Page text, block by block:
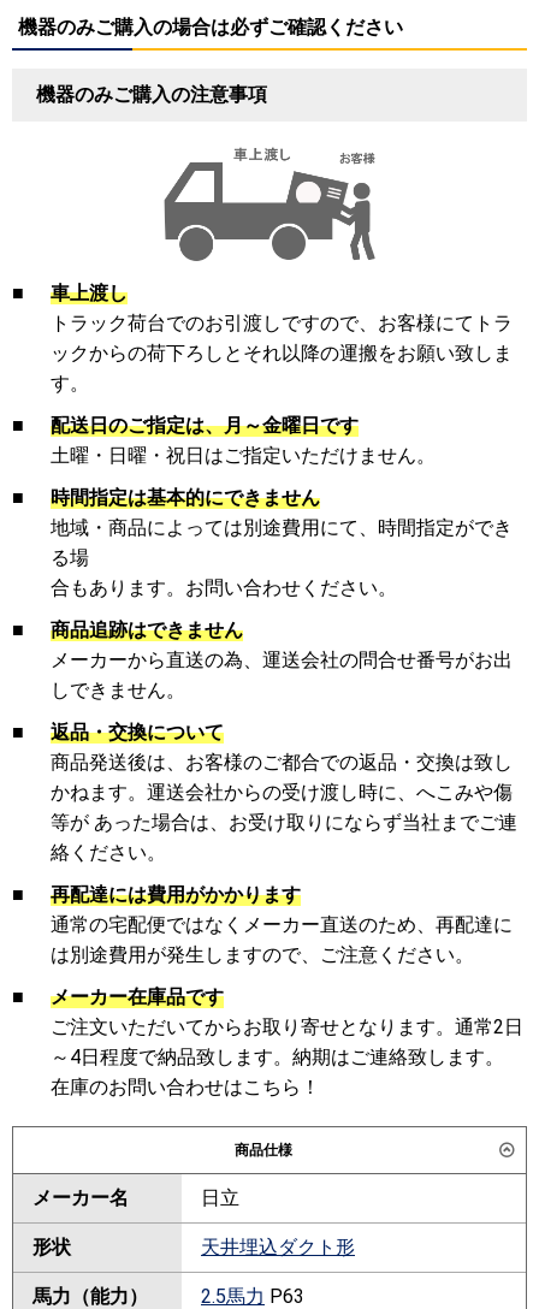
機器のみご購入の場合は必ずご確認ください
機器のみご購入の注意事項
■
車上渡し
トラック荷台でのお引渡しですので、お客様にてトラ
ックからの荷下ろしとそれ以降の運搬をお願い致しま
す。
■
配送日のご指定は、月～金曜日です
土曜・日曜・祝日はご指定いただけません。
■
時間指定は基本的にできません
地域・商品によっては別途費用にて、時間指定ができ
る場
合もあります。お問い合わせください。
■
商品追跡はできません
メーカーから直送の為、運送会社の問合せ番号がお出
しできません。
■
返品・交換について
商品発送後は、お客様のご都合での返品・交換は致し
かねます。運送会社からの受け渡し時に、へこみや傷
等が あった場合は、お受け取りにならず当社までご連
絡ください。
■
再配達には費用がかかります
通常の宅配便ではなくメーカー直送のため、再配達に
は別途費用が発生しますので、ご注意ください。
■
メーカー在庫品です
ご注文いただいてからお取り寄せとなります。通常2日
～4日程度で納品致します。納期はご連絡致します。
在庫のお問い合わせはこちら！
商品仕様
メーカー名 日立
形状 天井埋込ダクト形
馬力（能力） 2.5馬力 P63